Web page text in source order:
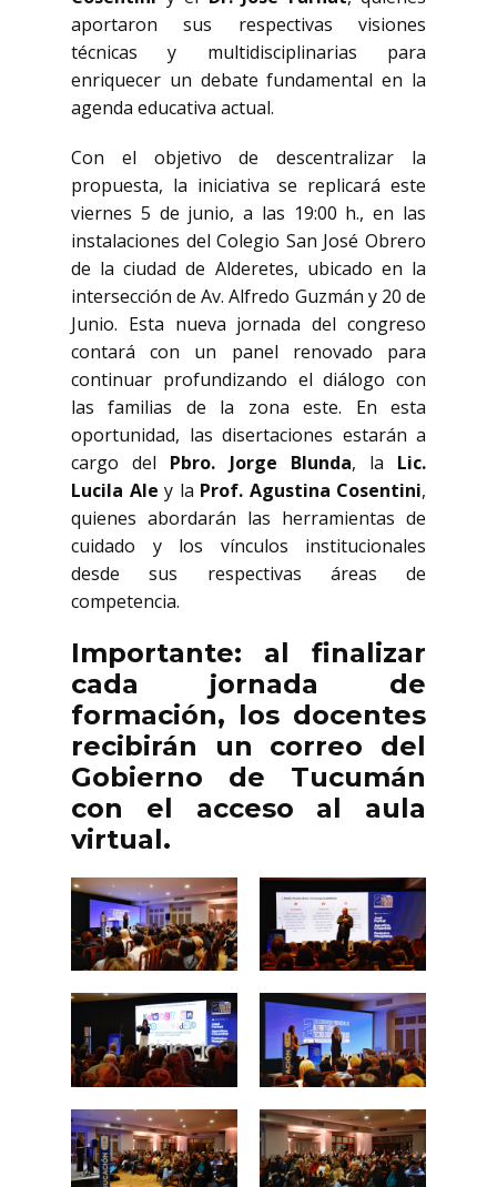
aportaron sus respectivas visiones
técnicas y multidisciplinarias para
enriquecer un debate fundamental en la
agenda educativa actual.
Con el objetivo de descentralizar la
propuesta, la iniciativa se replicará este
viernes 5 de junio, a las 19:00 h., en las
instalaciones del Colegio San José Obrero
de la ciudad de Alderetes, ubicado en la
intersección de Av. Alfredo Guzmán y 20 de
Junio. Esta nueva jornada del congreso
contará con un panel renovado para
continuar profundizando el diálogo con
las familias de la zona este. En esta
oportunidad, las disertaciones estarán a
cargo del Pbro. Jorge Blunda, la Lic.
Lucila Ale y la Prof. Agustina Cosentini,
quienes abordarán las herramientas de
cuidado y los vínculos institucionales
desde sus respectivas áreas de
competencia.
Importante: al finalizar
cada jornada de
formación, los docentes
recibirán un correo del
Gobierno de Tucumán
con el acceso al aula
virtual.